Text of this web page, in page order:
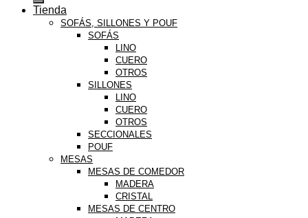
Tienda
SOFÁS, SILLONES Y POUF
SOFÁS
LINO
CUERO
OTROS
SILLONES
LINO
CUERO
OTROS
SECCIONALES
POUF
MESAS
MESAS DE COMEDOR
MADERA
CRISTAL
MESAS DE CENTRO